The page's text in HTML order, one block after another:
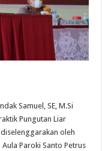
Samuel, SE, M.Si
Pungutan Liar
oleh
Paroki Santo Petrus